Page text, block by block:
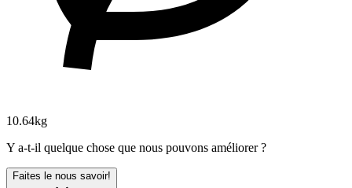
10.64kg
Y a-t-il quelque chose que nous pouvons améliorer ?
Faites le nous savoir!